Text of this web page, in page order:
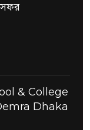
সফর
& College
Dhaka